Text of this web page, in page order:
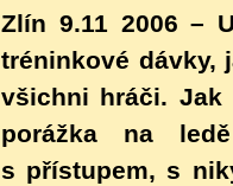
Zlín 9.11 2006 –
tréninkové dávky,
všichni hráči. Jak
porážka na
s přístupem, s